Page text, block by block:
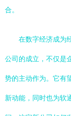
合。
在数字经济成为
公司的成立，不仅是
势的主动作为。它有
新动能，同时也为软